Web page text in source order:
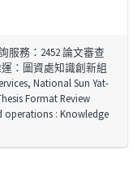
服務：2452 論文審查
：圖資處知識創新組
National Sun Yat-
Format Review
: Knowledge